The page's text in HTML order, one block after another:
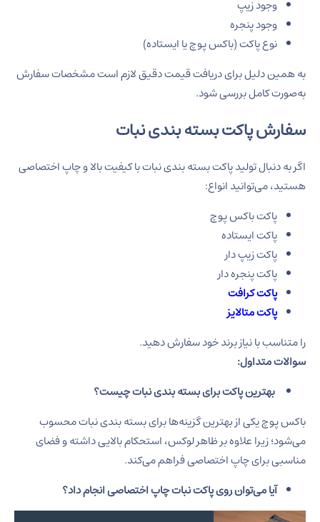
وجود زیپ
وجود پنجره
نوع پاکت (باکس پوچ یا ایستاده)
به همین دلیل برای دریافت قیمت دقیق لازم است مشخصات سفارش
به‌صورت کامل بررسی شود.
سفارش پاکت بسته بندی نبات
اگر به دنبال تولید پاکت بسته بندی نبات با کیفیت بالا و چاپ اختصاصی
هستید، می‌توانید انواع:
پاکت باکس پوچ
پاکت ایستاده
پاکت زیپ دار
پاکت پنجره دار
پاکت کرافت
پاکت متالایز
را متناسب با نیاز برند خود سفارش دهید.
سوالات متداول:
بهترین پاکت برای بسته بندی نبات چیست؟
باکس پوچ یکی از بهترین گزینه‌ها برای بسته بندی نبات محسوب
می‌شود؛ زیرا علاوه بر ظاهر لوکس، استحکام بالایی داشته و فضای
مناسبی برای چاپ اختصاصی فراهم می‌کند.
آیا می‌توان روی پاکت نبات چاپ اختصاصی انجام داد؟